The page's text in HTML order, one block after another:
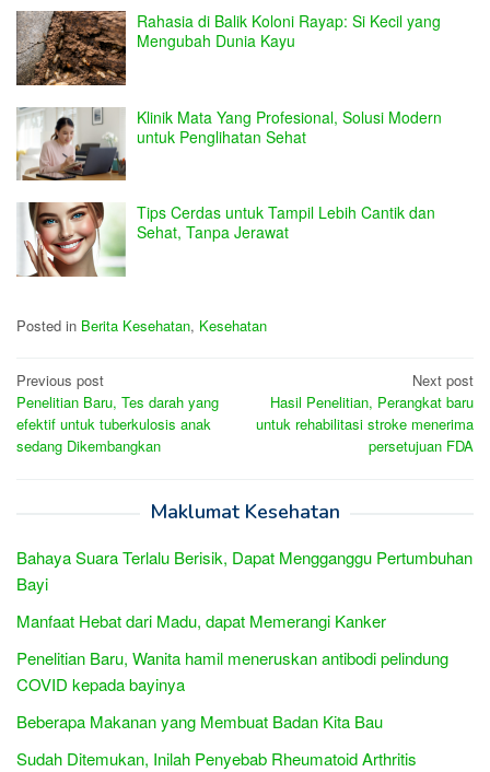
Rahasia di Balik Koloni Rayap: Si Kecil yang
Mengubah Dunia Kayu
Klinik Mata Yang Profesional, Solusi Modern
untuk Penglihatan Sehat
Tips Cerdas untuk Tampil Lebih Cantik dan
Sehat, Tanpa Jerawat
Posted in Berita Kesehatan, Kesehatan
Post
navigation
Previous post
Penelitian Baru, Tes darah yang
efektif untuk tuberkulosis anak
sedang Dikembangkan
Next post
Hasil Penelitian, Perangkat baru
untuk rehabilitasi stroke menerima
persetujuan FDA
Maklumat Kesehatan
Bahaya Suara Terlalu Berisik, Dapat Mengganggu Pertumbuhan
Bayi
Manfaat Hebat dari Madu, dapat Memerangi Kanker
Penelitian Baru, Wanita hamil meneruskan antibodi pelindung
COVID kepada bayinya
Beberapa Makanan yang Membuat Badan Kita Bau
Sudah Ditemukan, Inilah Penyebab Rheumatoid Arthritis